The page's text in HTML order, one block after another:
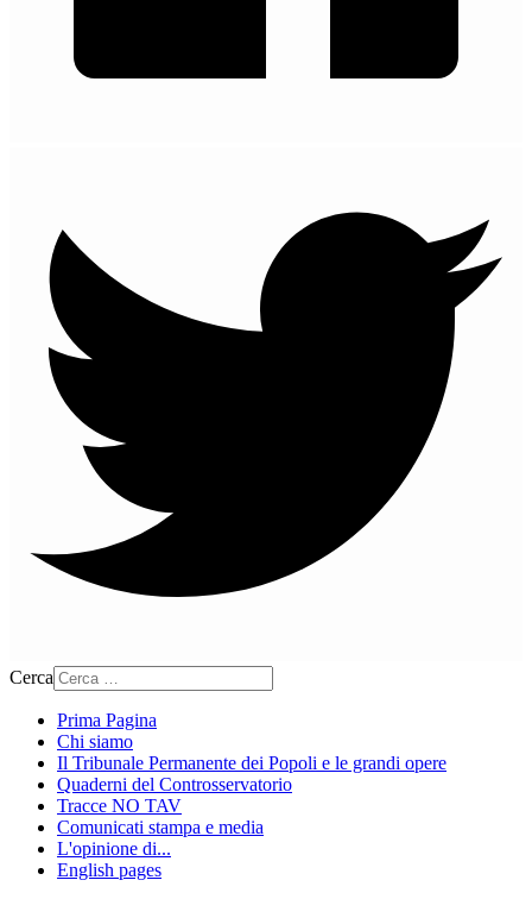
Cerca
Prima Pagina
Chi siamo
Il Tribunale Permanente dei Popoli e le grandi opere
Quaderni del Controsservatorio
Tracce NO TAV
Comunicati stampa e media
L'opinione di...
English pages